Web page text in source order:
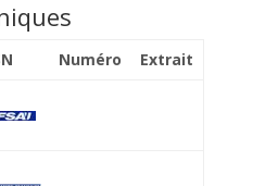
Numéro
Extrait